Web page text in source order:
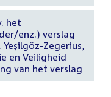
het
enz.) verslag
Yeşilgöz-Zegerius,
en Veiligheid
van het verslag